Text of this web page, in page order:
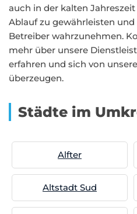
auch in der kalten
Ablauf zu gewährleisten
Betreiber wahrzunehmen.
mehr über unsere
erfahren und sich von
überzeugen.
Städte im
Alfter
Altstadt Sud